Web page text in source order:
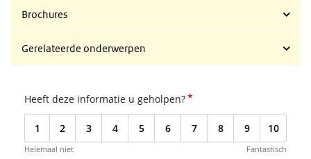
Brochures
Gerelateerde onderwerpen
Heeft deze informatie u geholpen?*
1 2 3 4 5 6 7 8 9 10
Helemaal niet Fantastisch